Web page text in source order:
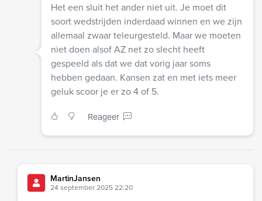
Het een sluit het ander niet uit. Je moet dit
soort wedstrijden inderdaad winnen en we zijn
allemaal zwaar teleurgesteld. Maar we moeten
niet doen alsof AZ net zo slecht heeft
gespeeld als dat we dat vorig jaar soms
hebben gedaan. Kansen zat en met iets meer
geluk scoor je er zo 4 of 5.
Reageer
MartinJansen
24 september 2025 22:20